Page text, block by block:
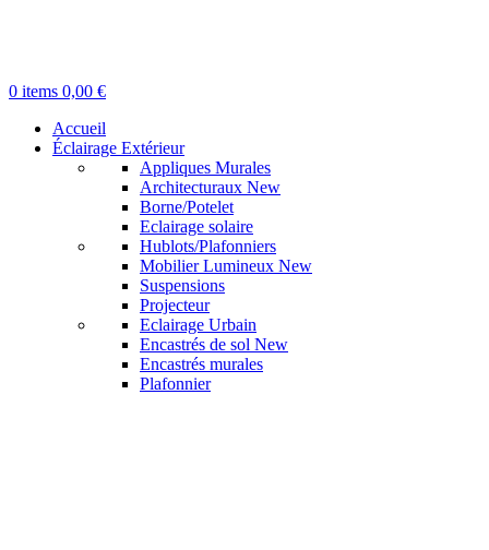
0 items 0,00 €
Accueil
Éclairage Extérieur
Appliques Murales
Architecturaux New
Borne/Potelet
Eclairage solaire
Hublots/Plafonniers
Mobilier Lumineux New
Suspensions
Projecteur
Eclairage Urbain
Encastrés de sol New
Encastrés murales
Plafonnier